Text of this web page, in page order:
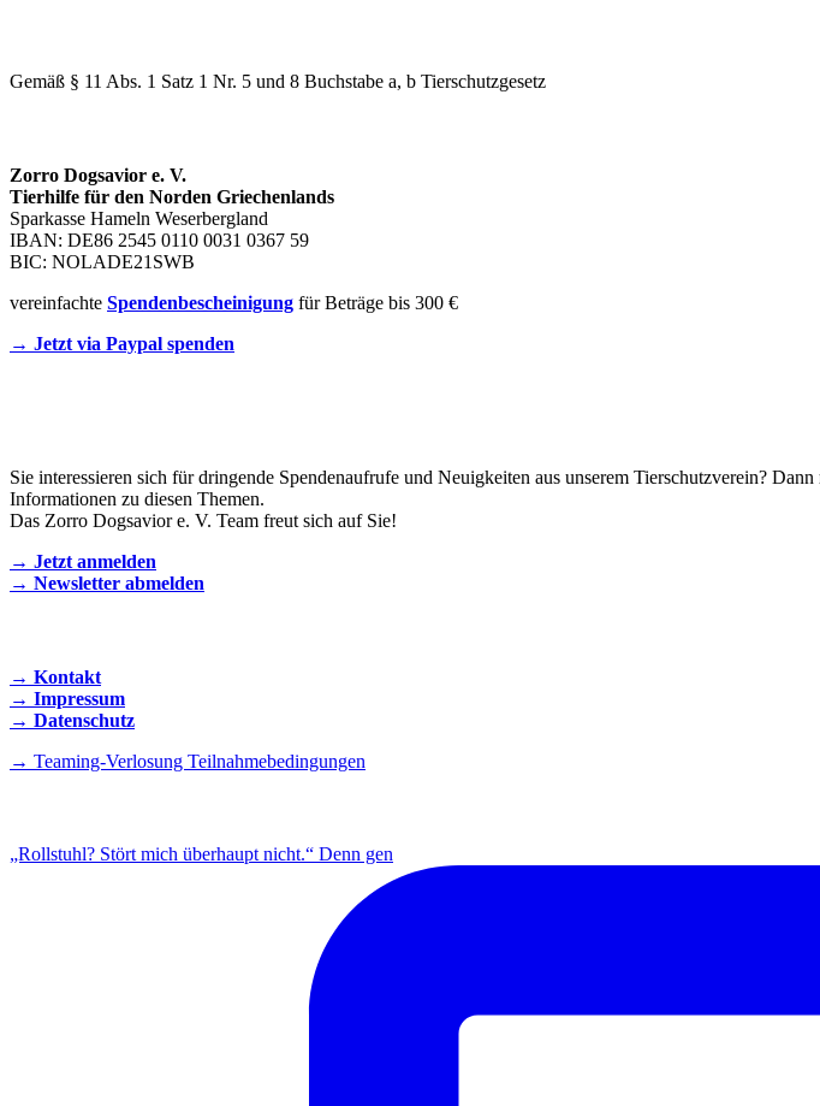
Gemäß § 11 Abs. 1 Satz 1 Nr. 5 und 8 Buchstabe a, b Tierschutzgesetz
Zorro Dogsavior e. V.
Tierhilfe für den Norden Griechenlands
Sparkasse Hameln Weserbergland
IBAN: DE86 2545 0110 0031 0367 59
BIC: NOLADE21SWB
vereinfachte Spendenbescheinigung für Beträge bis 300 €
→ Jetzt via Paypal spenden
Sie interessieren sich für dringende Spendenaufrufe und Neuigkeiten aus unserem Tierschutzverein?
Informationen zu diesen Themen.
Das Zorro Dogsavior e. V. Team freut sich auf Sie!
→ Jetzt anmelden
→ Newsletter abmelden
→ Kontakt
→ Impressum
→ Datenschutz
→ Teaming-Verlosung Teilnahmebedingungen
„Rollstuhl? Stört mich überhaupt nicht.“ Denn gen